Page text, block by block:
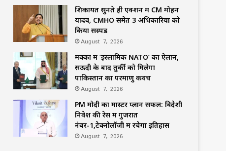
शिकायतें सुनते ही एक्शन में CM मोहन
यादव, CMHO समेत 3 अधिकारियों को
किया सस्पेंड
August 7, 2026
मक्का में ‘इस्लामिक NATO’ का ऐलान,
सऊदी के बाद तुर्की को मिलेगा
पाकिस्तान का परमाणु कवच
August 7, 2026
PM मोदी का मास्टर प्लान सफल: विदेशी
निवेश की रेस में गुजरात
नंबर-1,टेक्नोलॉजी में रचेगा इतिहास
August 7, 2026